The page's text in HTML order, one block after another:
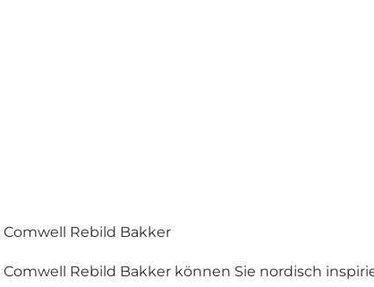
Rebild Bakker
Comwell Rebild Bakker können Sie nordisch